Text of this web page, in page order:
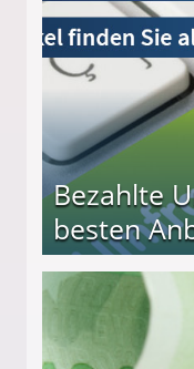
Bezahlte
besten